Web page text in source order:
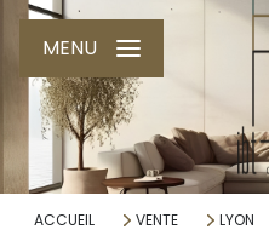
MENU
ACCUEIL VENTE LYON